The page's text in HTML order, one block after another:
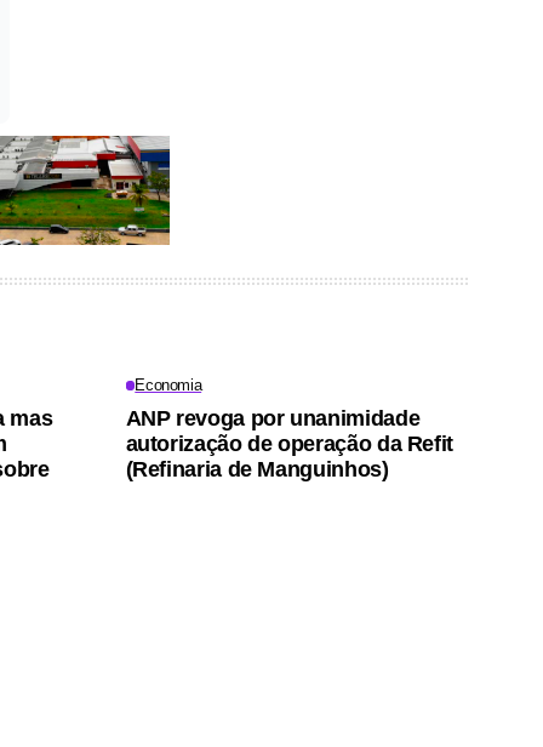
mas
Economia
ANP revoga por unanimidade
autorização de operação da Refit
(Refinaria de Manguinhos)